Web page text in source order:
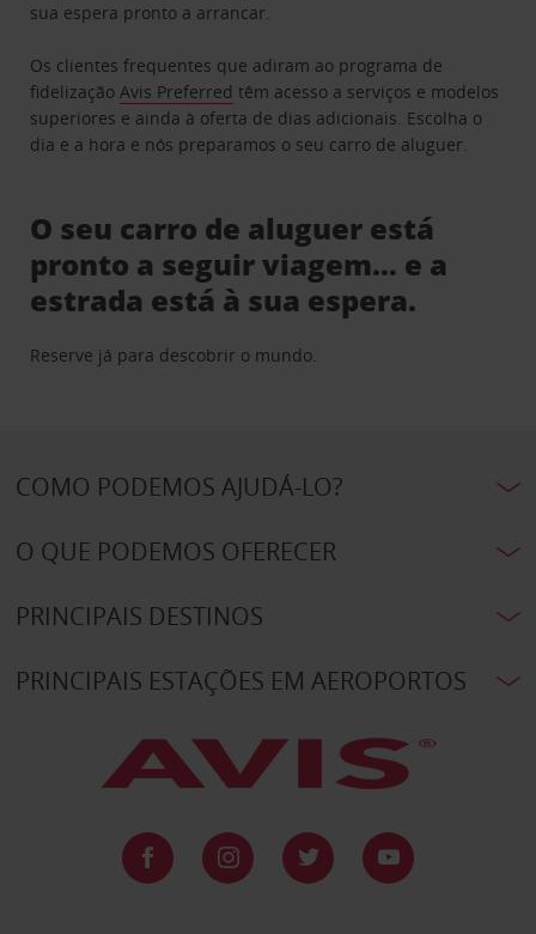
sua espera pronto a arrancar.
Os clientes frequentes que adiram ao programa de
fidelizaçãoAvis Preferred têm acesso a serviços e modelos
superiores e ainda à oferta de dias adicionais. Escolha o
dia e a hora e nós preparamos o seu carro de aluguer.
O seu carro de aluguer está
pronto a seguir viagem… e a
estrada está à sua espera.
Reserve já para descobrir o mundo.
COMO PODEMOS AJUDÁ-LO?
O QUE PODEMOS OFERECER
PRINCIPAIS DESTINOS
PRINCIPAIS ESTAÇÕES EM AEROPORTOS